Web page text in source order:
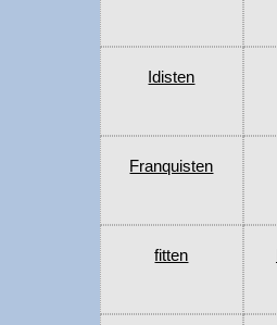
Idisten
Franquisten
fitten